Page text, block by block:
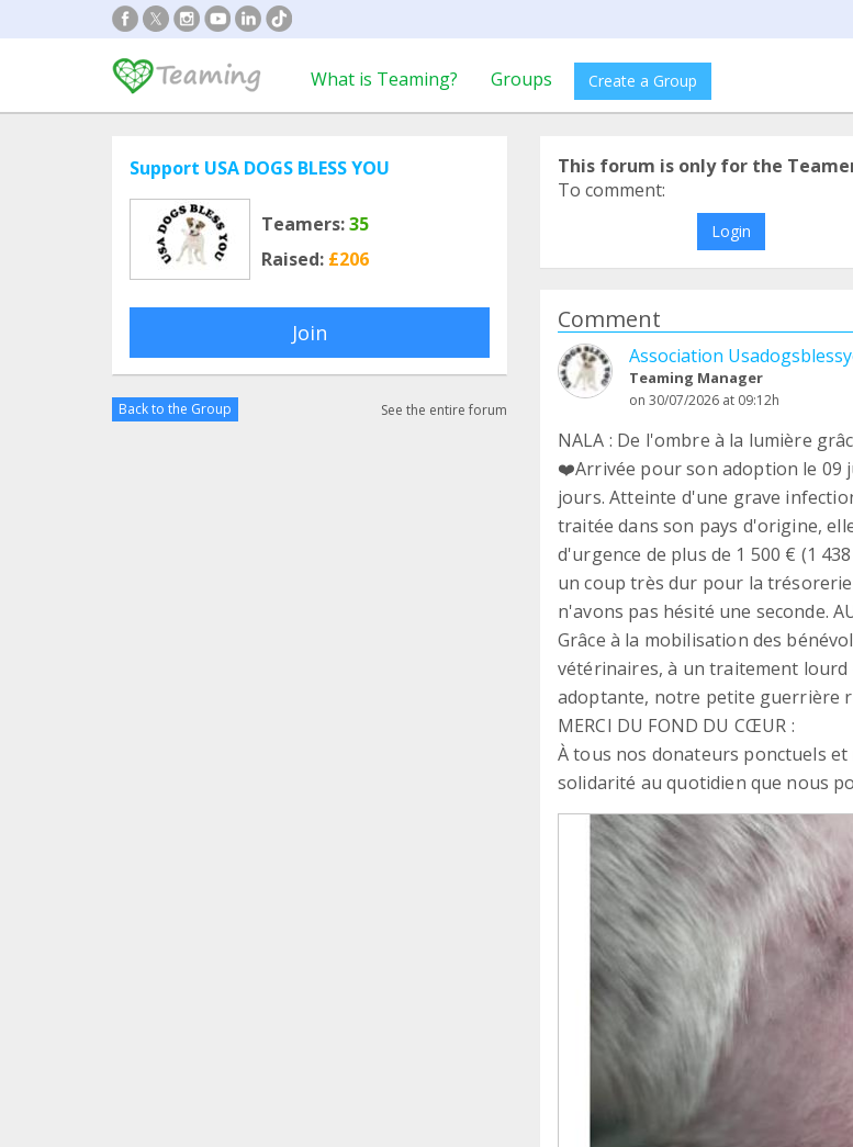
What is Teaming? Groups Create a Group
Support USA DOGS BLESS YOU
Teamers:35
Raised: £206
Join
Back to the Group See the entire forum
This forum is only for the
To comment:
Login
Comment
Association
Teaming Manager
on 30/07/2026 at 09:12h
NALA : De l'ombre à la lumière
❤️Arrivée pour son adoption le 09
jours. Atteinte d'une grave
traitée dans son pays d'origine,
d'urgence de plus de 1 500 € (1
un coup très dur pour la
n'avons pas hésité une seconde.
Grâce à la mobilisation des
vétérinaires, à un traitement lourd
adoptante, notre petite guerrière
MERCI DU FOND DU CŒUR :
À tous nos donateurs ponctuels
solidarité au quotidien que nous